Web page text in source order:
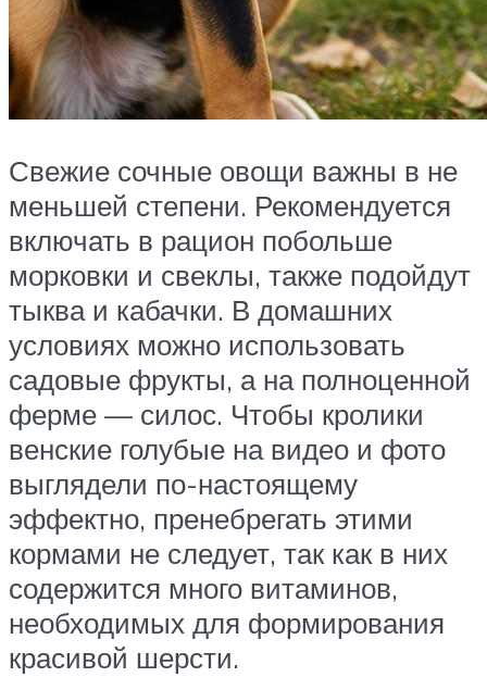
Свежие сочные овощи важны в не
меньшей степени. Рекомендуется
включать в рацион побольше
морковки и свеклы, также подойдут
тыква и кабачки. В домашних
условиях можно использовать
садовые фрукты, а на полноценной
ферме — силос. Чтобы кролики
венские голубые на видео и фото
выглядели по-настоящему
эффектно, пренебрегать этими
кормами не следует, так как в них
содержится много витаминов,
необходимых для формирования
красивой шерсти.